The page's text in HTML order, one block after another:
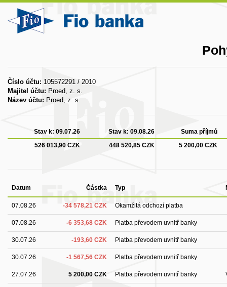
Číslo účtu: 105572291 / 2010
Majitel účtu: Proed, z. s.
Název účtu: Proed, z. s.
Stav k: 09.07.26 Stav k: 09.08.26
Suma příjmů
526 013,90 CZK
448 520,85 CZK 5 200,00 CZK
Datum Částka Typ
07.08.26 -34 578,21 CZK Okamžitá odchozí platba
07.08.26 -6 353,68 CZK Platba převodem uvnitř banky
30.07.26 -193,60 CZK Platba převodem uvnitř banky
30.07.26 -1 567,56 CZK Platba převodem uvnitř banky
27.07.26 5 200,00 CZK Platba převodem uvnitř banky